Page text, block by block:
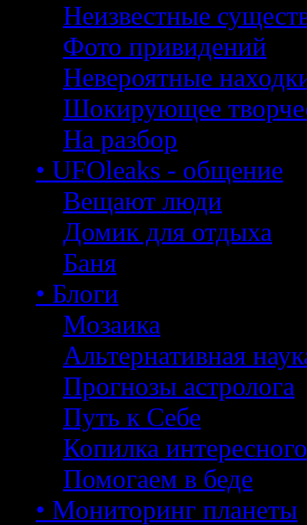
Неизвестные
Фото привидений
Невероятные
Шокирующее
На разбор
• UFOleaks - общение
Вещают люди
Домик для отдыха
Баня
• Блоги
Мозаика
Альтернативная
Прогнозы астролога
Путь к Себе
Копилка интересного
Помогаем в беде
• Мониторинг планеты